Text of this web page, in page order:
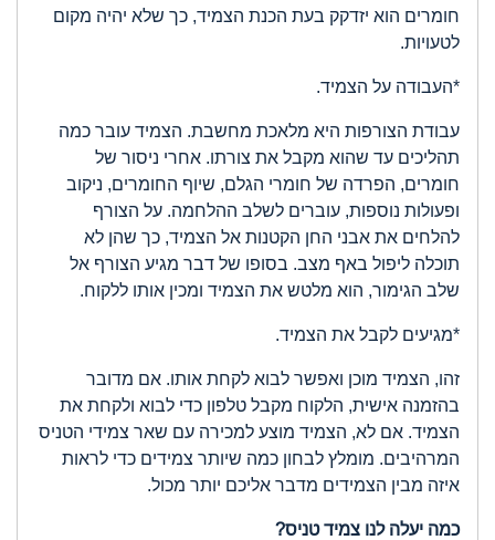
חומרים הוא יזדקק בעת הכנת הצמיד, כך שלא יהיה מקום
לטעויות.
*העבודה על הצמיד.
עבודת הצורפות היא מלאכת מחשבת. הצמיד עובר כמה
תהליכים עד שהוא מקבל את צורתו. אחרי ניסור של
חומרים, הפרדה של חומרי הגלם, שיוף החומרים, ניקוב
ופעולות נוספות, עוברים לשלב ההלחמה. על הצורף
להלחים את אבני החן הקטנות אל הצמיד, כך שהן לא
תוכלה ליפול באף מצב. בסופו של דבר מגיע הצורף אל
שלב הגימור, הוא מלטש את הצמיד ומכין אותו ללקוח.
*מגיעים לקבל את הצמיד.
זהו, הצמיד מוכן ואפשר לבוא לקחת אותו. אם מדובר
בהזמנה אישית, הלקוח מקבל טלפון כדי לבוא ולקחת את
הצמיד. אם לא, הצמיד מוצע למכירה עם שאר צמידי הטניס
המרהיבים. מומלץ לבחון כמה שיותר צמידים כדי לראות
איזה מבין הצמידים מדבר אליכם יותר מכול.
כמה יעלה לנו צמיד טניס?